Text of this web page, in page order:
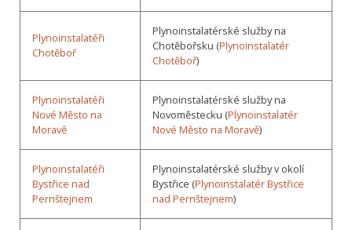
Plynoinstalatéři
Chotěboř
Plynoinstalatérské služby na
Chotěbořsku (Plynoinstalatér
Chotěboř)
Plynoinstalatéři
Nové Město na
Moravě
Plynoinstalatérské služby na
Novoměstecku (Plynoinstalatér
Nové Město na Moravě)
Plynoinstalatéři
Bystřice nad
Pernštejnem
Plynoinstalatérské služby v okolí
Bystřice (Plynoinstalatér Bystřice
nad Pernštejnem)